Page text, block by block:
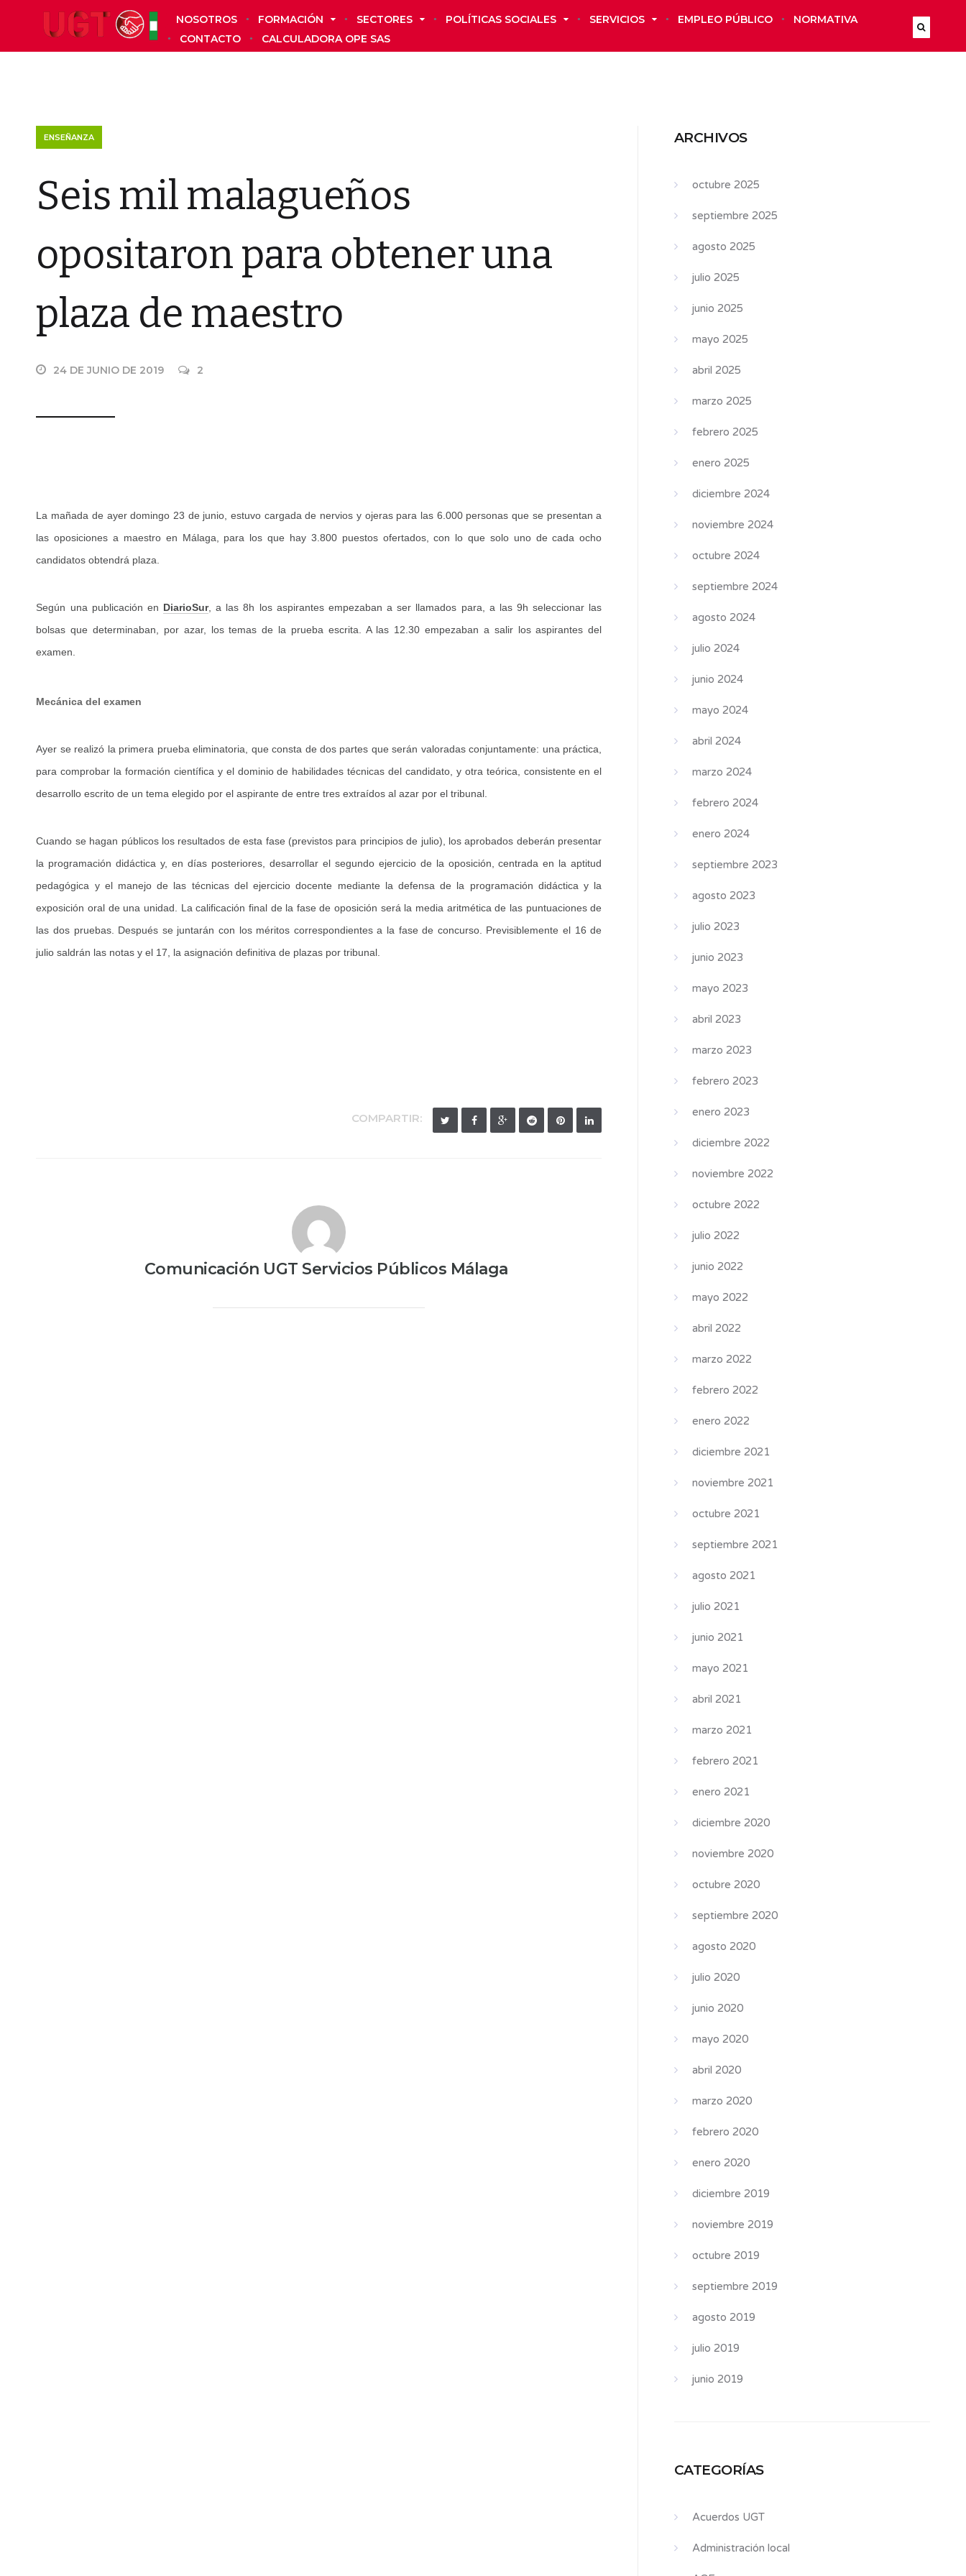
NOSOTROS FORMACIÓN SECTORES POLÍTICAS SOCIALES SERVICIOS EMPLEO PÚBLICO
NORMATIVA
CONTACTO
CALCULADORA OPE SAS
ENSEÑANZA
Seis mil malagueños
opositaron para obtener una
plaza de maestro
24 DE JUNIO DE 2019 2
La mañada de ayer domingo 23 de junio, estuvo cargada de nervios y ojeras para las 6.000 personas que se presentan a
las oposiciones a maestro en Málaga, para los que hay 3.800 puestos ofertados, con lo que solo uno de cada ocho
candidatos obtendrá plaza.
Según una publicación en DiarioSur, a las 8h los aspirantes empezaban a ser llamados para, a las 9h seleccionar las
bolsas que determinaban, por azar, los temas de la prueba escrita. A las 12.30 empezaban a salir los aspirantes del
examen.
Mecánica del examen
Ayer se realizó la primera prueba eliminatoria, que consta de dos partes que serán valoradas conjuntamente: una práctica,
para comprobar la formación científica y el dominio de habilidades técnicas del candidato, y otra teórica, consistente en el
desarrollo escrito de un tema elegido por el aspirante de entre tres extraídos al azar por el tribunal.
Cuando se hagan públicos los resultados de esta fase (previstos para principios de julio), los aprobados deberán presentar
la programación didáctica y, en días posteriores, desarrollar el segundo ejercicio de la oposición, centrada en la aptitud
pedagógica y el manejo de las técnicas del ejercicio docente mediante la defensa de la programación didáctica y la
exposición oral de una unidad. La calificación final de la fase de oposición será la media aritmética de las puntuaciones de
las dos pruebas. Después se juntarán con los méritos correspondientes a la fase de concurso. Previsiblemente el 16 de
julio saldrán las notas y el 17, la asignación definitiva de plazas por tribunal.
COMPARTIR:
Comunicación UGT Servicios Públicos Málaga
ARCHIVOS
octubre 2025
septiembre 2025
agosto 2025
julio 2025
junio 2025
mayo 2025
abril 2025
marzo 2025
febrero 2025
enero 2025
diciembre 2024
noviembre 2024
octubre 2024
septiembre 2024
agosto 2024
julio 2024
junio 2024
mayo 2024
abril 2024
marzo 2024
febrero 2024
enero 2024
septiembre 2023
agosto 2023
julio 2023
junio 2023
mayo 2023
abril 2023
marzo 2023
febrero 2023
enero 2023
diciembre 2022
noviembre 2022
octubre 2022
julio 2022
junio 2022
mayo 2022
abril 2022
marzo 2022
febrero 2022
enero 2022
diciembre 2021
noviembre 2021
octubre 2021
septiembre 2021
agosto 2021
julio 2021
junio 2021
mayo 2021
abril 2021
marzo 2021
febrero 2021
enero 2021
diciembre 2020
noviembre 2020
octubre 2020
septiembre 2020
agosto 2020
julio 2020
junio 2020
mayo 2020
abril 2020
marzo 2020
febrero 2020
enero 2020
diciembre 2019
noviembre 2019
octubre 2019
septiembre 2019
agosto 2019
julio 2019
junio 2019
CATEGORÍAS
Acuerdos UGT
Administración local